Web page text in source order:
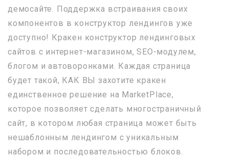
демосайте. Поддержка встраивания своих
компонентов в конструктор лендингов уже
доступно! Кракен конструктор лендинговых
сайтов с интернет-магазином, SEO-модулем,
блогом и автоворонками. Каждая страница
будет такой, КАК ВЫ захотите кракен
единственное решение на MarketPlace,
которое позволяет сделать многостраничный
сайт, в котором любая страница может быть
нешаблонным лендингом с уникальным
набором и последовательностью блоков.